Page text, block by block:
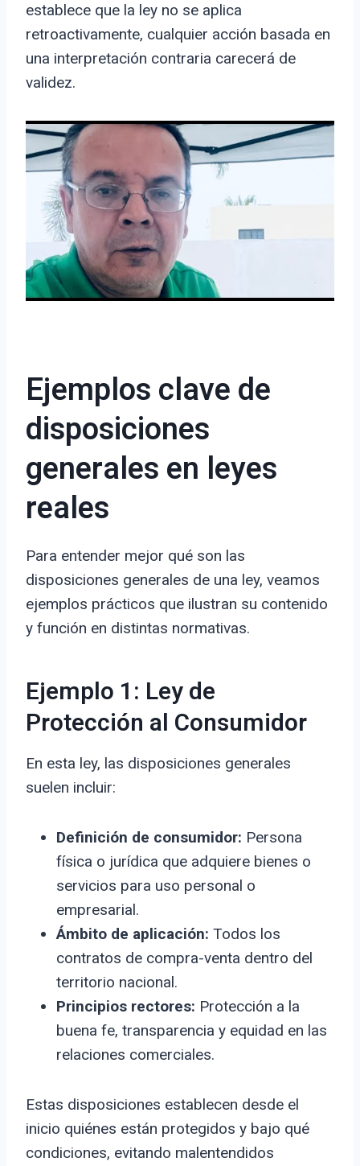
establece que la ley no se aplica
retroactivamente, cualquier acción basada en
una interpretación contraria carecerá de
validez.
Ejemplos clave de
disposiciones
generales en leyes
reales
Para entender mejor qué son las
disposiciones generales de una ley, veamos
ejemplos prácticos que ilustran su contenido
y función en distintas normativas.
Ejemplo 1: Ley de
Protección al Consumidor
En esta ley, las disposiciones generales
suelen incluir:
Definición de consumidor: Persona
física o jurídica que adquiere bienes o
servicios para uso personal o
empresarial.
Ámbito de aplicación: Todos los
contratos de compra-venta dentro del
territorio nacional.
Principios rectores: Protección a la
buena fe, transparencia y equidad en las
relaciones comerciales.
Estas disposiciones establecen desde el
inicio quiénes están protegidos y bajo qué
condiciones, evitando malentendidos